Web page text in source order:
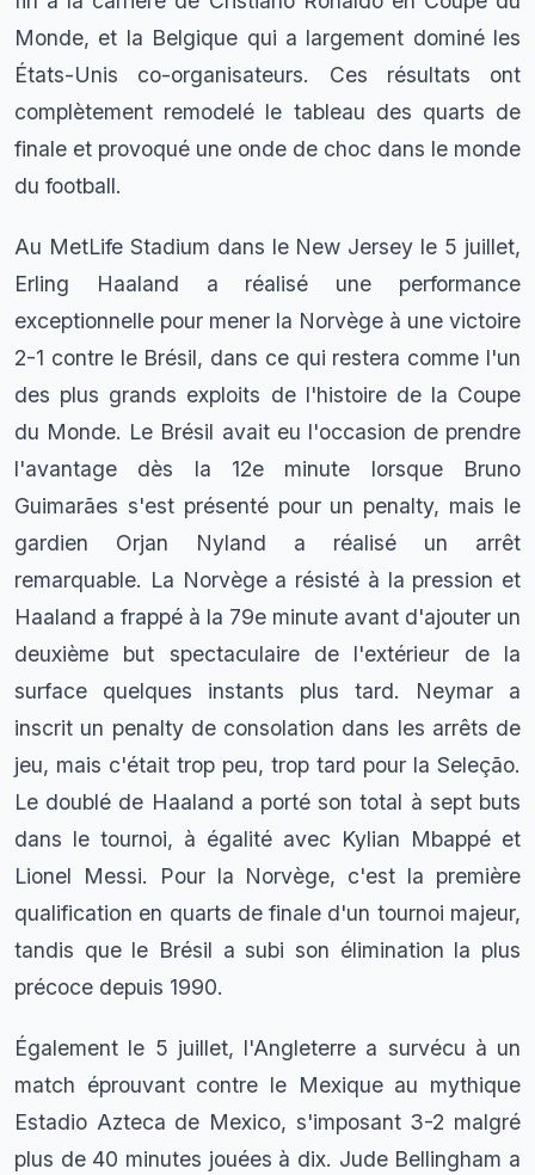
Monde, et la Belgique qui a largement dominé les
États-Unis co-organisateurs. Ces résultats ont
complètement remodelé le tableau des quarts de
finale et provoqué une onde de choc dans le monde
du football.
Au MetLife Stadium dans le New Jersey le 5 juillet,
Erling Haaland a réalisé une performance
exceptionnelle pour mener la Norvège à une victoire
2-1 contre le Brésil, dans ce qui restera comme l'un
des plus grands exploits de l'histoire de la Coupe
du Monde. Le Brésil avait eu l'occasion de prendre
l'avantage dès la 12e minute lorsque Bruno
Guimarães s'est présenté pour un penalty, mais le
gardien Orjan Nyland a réalisé un arrêt
remarquable. La Norvège a résisté à la pression et
Haaland a frappé à la 79e minute avant d'ajouter un
deuxième but spectaculaire de l'extérieur de la
surface quelques instants plus tard. Neymar a
inscrit un penalty de consolation dans les arrêts de
jeu, mais c'était trop peu, trop tard pour la Seleção.
Le doublé de Haaland a porté son total à sept buts
dans le tournoi, à égalité avec Kylian Mbappé et
Lionel Messi. Pour la Norvège, c'est la première
qualification en quarts de finale d'un tournoi majeur,
tandis que le Brésil a subi son élimination la plus
précoce depuis 1990.
Également le 5 juillet, l'Angleterre a survécu à un
match éprouvant contre le Mexique au mythique
Estadio Azteca de Mexico, s'imposant 3-2 malgré
plus de 40 minutes jouées à dix. Jude Bellingham a